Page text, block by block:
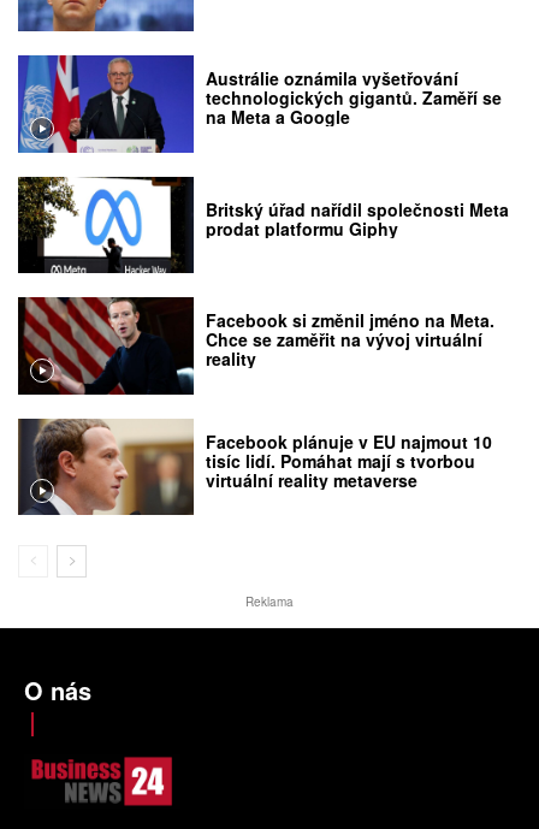
Austrálie oznámila vyšetřování
technologických gigantů. Zaměří se
na Meta a Google
Britský úřad nařídil společnosti Meta
prodat platformu Giphy
Facebook si změnil jméno na Meta.
Chce se zaměřit na vývoj virtuální
reality
Facebook plánuje v EU najmout 10
tisíc lidí. Pomáhat mají s tvorbou
virtuální reality metaverse
Reklama
O nás